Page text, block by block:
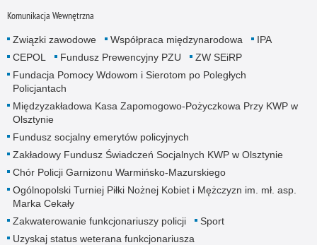
Komunikacja Wewnętrzna
Związki zawodowe Współpraca międzynarodowa
IPA
CEPOL
Fundusz Prewencyjny PZU
ZW SEiRP
Fundacja Pomocy Wdowom i Sierotom po Poległych
Policjantach
Międzyzakładowa Kasa Zapomogowo-Pożyczkowa Przy KWP w
Olsztynie
Fundusz socjalny emerytów policyjnych
Zakładowy Fundusz Świadczeń Socjalnych KWP w Olsztynie
Chór Policji Garnizonu Warmińsko-Mazurskiego
Ogólnopolski Turniej Piłki Nożnej Kobiet i Mężczyzn im. mł. asp.
Marka Cekały
Zakwaterowanie funkcjonariuszy policji
Sport
Uzyskaj status weterana funkcjonariusza